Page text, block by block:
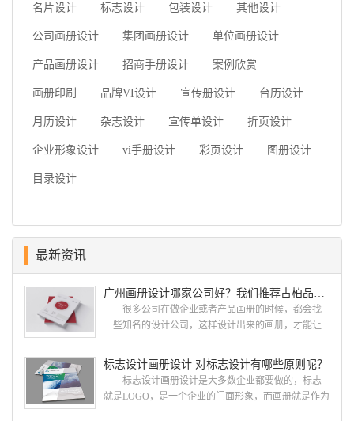
名片设计 标志设计 包装设计 其他设计
公司画册设计 集团画册设计 单位画册设计
产品画册设计 招商手册设计 案例欣赏
画册印刷 品牌VI设计 宣传册设计 台历设计
月历设计 杂志设计 宣传单设计 折页设计
企业形象设计 vi手册设计 彩页设计 图册设计
目录设计
最新资讯
很多公司在做企业或者产品画册的时候，都会找
一些知名的设计公司，这样设计出来的画册，才能让
就给大家说说广州画册设计找哪家公司。 广州画
册设计哪家公司好？本地人都会选择古柏品牌设
计 广州古柏品牌设计有限公司成立于2004年，是
由一群专业、独特的IT精英组成的团队。一直以来，
标志设计画册设计 对标志设计有哪些原则呢？
标志设计画册设计是大多数企业都要做的，标志
就是LOGO，是一个企业的门面形象，而画册就是作为